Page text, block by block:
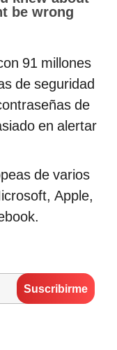
91 millones
de seguridad
de
en alertar
de varios
Apple,